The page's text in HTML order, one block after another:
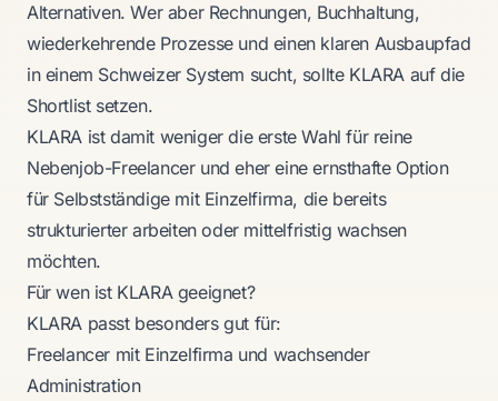
Alternativen. Wer aber Rechnungen, Buchhaltung,
wiederkehrende Prozesse und einen klaren Ausbaupfad
in einem Schweizer System sucht, sollte KLARA auf die
Shortlist setzen.
KLARA ist damit weniger die erste Wahl für reine
Nebenjob-Freelancer und eher eine ernsthafte Option
für Selbstständige mit Einzelfirma, die bereits
strukturierter arbeiten oder mittelfristig wachsen
möchten.
Für wen ist KLARA geeignet?
KLARA passt besonders gut für:
Freelancer mit Einzelfirma und wachsender
Administration